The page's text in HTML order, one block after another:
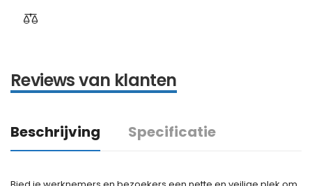
Reviews van klanten
Beschrijving Specificatie